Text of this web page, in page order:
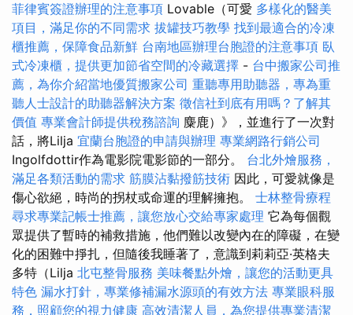
菲律賓簽證辦理的注意事項 Lovable（可愛 多樣化的醫美
項目，滿足你的不同需求 拔罐技巧教學 找到最適合的冷凍
櫃推薦，保障食品新鮮 台南地區辦理台胞證的注意事項 臥
式冷凍櫃，提供更加節省空間的冷藏選擇 - 台中搬家公司推
薦，為你介紹當地優質搬家公司 重聽專用助聽器，專為重
聽人士設計的助聽器解決方案 徵信社到底有用嗎？了解其
價值 專業會計師提供稅務諮詢 麋鹿）》，並進行了一次對
話，將Lilja 宜蘭台胞證的申請與辦理 專業網路行銷公司
Ingolfdottir作為電影院電影節的一部分。 台北外燴服務，
滿足各類活動的需求 筋膜沾黏撥筋技術 因此，可愛就像是
傷心欲絕，時尚的拐杖或命運的理解擁抱。 士林整骨療程
尋求專業記帳士推薦，讓您放心交給專家處理 它為每個觀
眾提供了暫時的補救措施，他們難以改變內在的障礙，在變
化的困難中掙扎，但隨後我睡著了，意識到莉莉亞·英格夫
多特（Lilja 北屯整骨服務 美味餐點外燴，讓您的活動更具
特色 漏水打針，專業修補漏水源頭的有效方法 專業眼科服
務，照顧您的視力健康 高效清潔人員，為您提供專業清潔